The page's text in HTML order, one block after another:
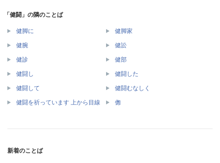
「健闘」の隣のことば
健脚に 健脚家
健腕 健訟
健診 健部
健闘し 健闘した
健闘して 健闘むなしく
健闘を祈っています 上から目線 偬
新着のことば